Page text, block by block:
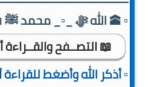
▫️ 🕋 الله ﷻ _▫️_ محمد ﷺ
📖 التصــفح والقــراءة
▫️ أذكر الله وأضغط للقراءة